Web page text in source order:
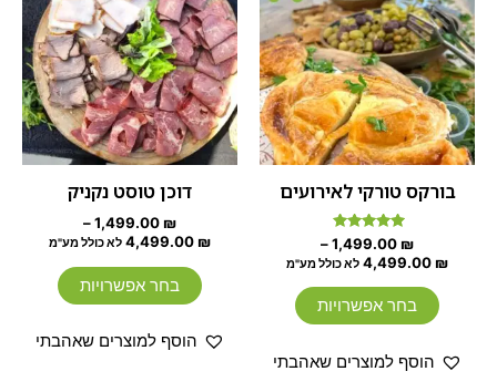
בורקס טורקי לאירועים
דורג
5.00
מתוך 5
1,499.00 ₪
–
4,499.00 ₪
עד
לא כולל מע"מ
בחר אפשרויות
יש
מספר
סוגים.
ניתן
לבחור
את
בעמוד
הוסף למוצרים שאהבתי
דוכן טוסט נקניק
1,499.00 ₪
–
4,499.00 ₪
עד
לא כולל מע"מ
בחר אפשרויות
יש
מספר
סוגים.
ניתן
לבחור
את
הוסף למוצרים שאהבתי